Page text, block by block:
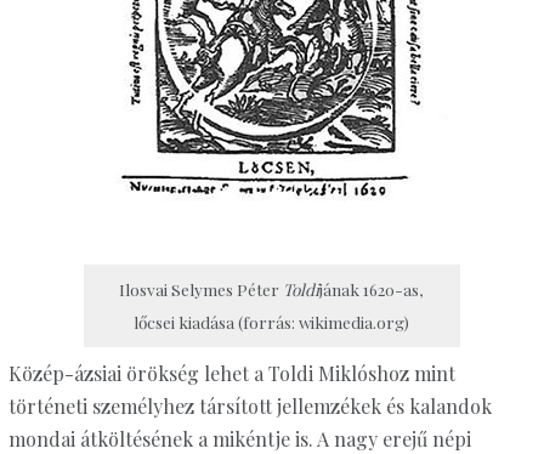
Ilosvai Selymes Péter Toldijának 1620-as,
lőcsei kiadása (forrás: wikimedia.org)
Közép-ázsiai örökség lehet a Toldi Miklóshoz mint
történeti személyhez társított jellemzékek és kalandok
mondai átköltésének a mikéntje is. A nagy erejű népi